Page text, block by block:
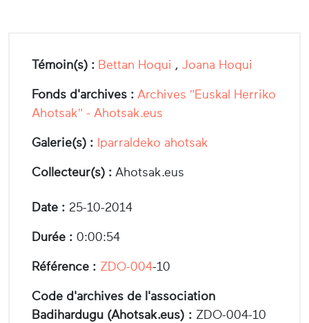
Témoin(s) : Bettan Hoqui , Joana Hoqui
Fonds d'archives : Archives "Euskal Herriko
Ahotsak" - Ahotsak.eus
Galerie(s) : Iparraldeko ahotsak
Collecteur(s) : Ahotsak.eus
Date : 25-10-2014
Durée : 0:00:54
Référence : ZDO-004-10
Code d'archives de l'association
Badihardugu (Ahotsak.eus) : ZDO-004-10